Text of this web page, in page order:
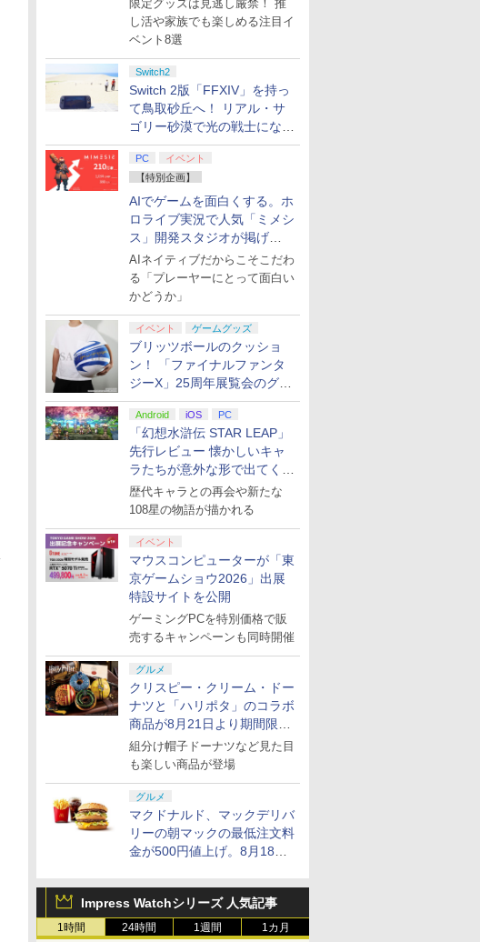
限定グッズは見逃し厳禁！ 推
し活や家族でも楽しめる注目イ
ベント8選
Switch2
Switch 2版「FFXIV」を持っ
て鳥取砂丘へ！ リアル・サ
ゴリー砂漠で光の戦士になっ
てみた
PC
イベント
【特別企画】
AIでゲームを面白くする。ホ
ロライブ実況で人気「ミメシ
ス」開発スタジオが掲げ
る“AI活用の信念”とは？【講
演レポート】
AIネイティブだからこそこだわ
る「プレーヤーにとって面白い
かどうか」
イベント ゲームグッズ
ブリッツボールのクッショ
ン！ 「ファイナルファンタ
ジーX」25周年展覧会のグッ
ズ情報が公開
Android iOS PC
「幻想水滸伝 STAR LEAP」
先行レビュー 懐かしいキャ
ラたちが意外な形で出てくる
シリーズ完全新作！
歴代キャラとの再会や新たな
108星の物語が描かれる
イベント
マウスコンピューターが「東
京ゲームショウ2026」出展
特設サイトを公開
ゲーミングPCを特別価格で販
売するキャンペーンも同時開催
グルメ
クリスピー・クリーム・ドー
ナツと「ハリポタ」のコラボ
商品が8月21日より期間限定
で発売
組分け帽子ドーナツなど見た目
も楽しい商品が登場
グルメ
マクドナルド、マックデリバ
リーの朝マックの最低注文料
金が500円値上げ。8月18日
Impress Watchシリーズ 人気記事
1時間 24時間 1週間 1カ月